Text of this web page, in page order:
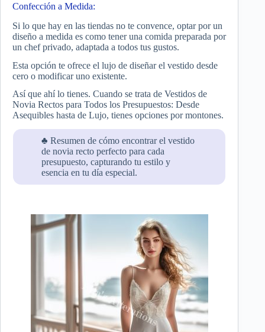
Confección a Medida:
Si lo que hay en las tiendas no te convence, optar por un
diseño a medida es como tener una comida preparada por
un chef privado, adaptada a todos tus gustos.
Esta opción te ofrece el lujo de diseñar el vestido desde
cero o modificar uno existente.
Así que ahí lo tienes. Cuando se trata de Vestidos de
Novia Rectos para Todos los Presupuestos: Desde
Asequibles hasta de Lujo, tienes opciones por montones.
♣ Resumen de cómo encontrar el vestido
de novia recto perfecto para cada
presupuesto, capturando tu estilo y
esencia en tu día especial.